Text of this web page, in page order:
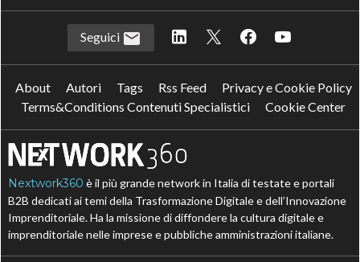
Seguici
About Autori Tags Rss Feed
Privacy e Cookie Policy
Terms&Conditions Contenuti Specialistici
Cookie Center
Nextwork360 è il più grande network in Italia di testate e portali
B2B dedicati ai temi della Trasformazione Digitale e dell’Innovazione
Imprenditoriale. Ha la missione di diffondere la cultura digitale e
imprenditoriale nelle imprese e pubbliche amministrazioni italiane.